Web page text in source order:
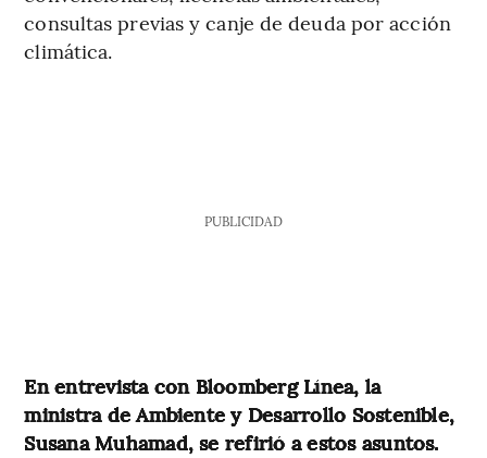
consultas previas y canje de deuda por acción
climática.
PUBLICIDAD
En entrevista con Bloomberg Línea, la
ministra de Ambiente y Desarrollo Sostenible,
Susana Muhamad, se refirió a estos asuntos.